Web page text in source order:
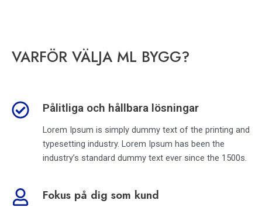
VARFÖR VÄLJA ML BYGG?
Pålitliga och hållbara lösningar
Lorem Ipsum is simply dummy text of the printing and
typesetting industry. Lorem Ipsum has been the
industry’s standard dummy text ever since the 1500s.
Fokus på dig som kund